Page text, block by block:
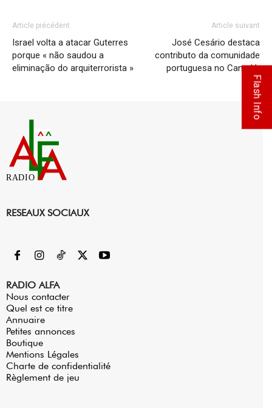
Article précédent
Israel volta a atacar Guterres
porque « não saudou a
eliminação do arquiterrorista »
Article suivant
José Cesário destaca
contributo da comunidade
portuguesa no Canadá
RADIO
RESEAUX SOCIAUX
RADIO ALFA
Nous contacter
Quel est ce titre
Annuaire
Petites annonces
Boutique
Mentions Légales
Charte de confidentialité
Règlement de jeu
Flash Info